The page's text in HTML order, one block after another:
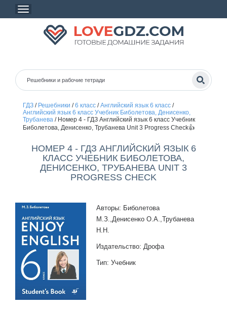
ГДЗ/ Решебники /6 класс/Английский язык 6 класс/
Английский язык 6 класс Учебник Биболетова, Денисенко,
Трубанева/ Номер 4 - ГДЗ Английский язык 6 класс Учебник
Биболетова, Денисенко, Трубанева Unit 3 Progress Check👍
НОМЕР 4 - ГДЗ АНГЛИЙСКИЙ ЯЗЫК 6
КЛАСС УЧЕБНИК БИБОЛЕТОВА,
ДЕНИСЕНКО, ТРУБАНЕВА UNIT 3
PROGRESS CHECK
Авторы: Биболетова
М.З.,Денисенко О.А.,Трубанева
Н.Н.
Издательство: Дрофа
Тип: Учебник